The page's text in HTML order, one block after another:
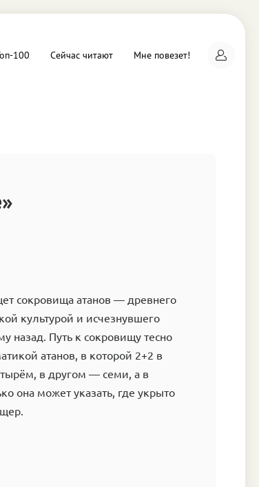
100 Сейчас читают Мне повезет!
сокровища атанов — древнего
культурой и исчезнувшего
назад. Путь к сокровищу тесно
атанов, в которой 2+2 в
в другом — семи, а в
она может указать, где укрыто